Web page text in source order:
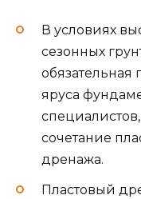
В условиях
сезонных
яруса
сочетание
дренажа.
Пластовый